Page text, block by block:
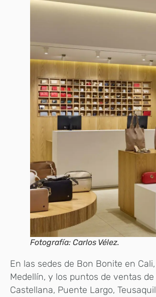
Fotografía: Carlos Vélez.
En las sedes de Bon Bonite en
Medellín, y los puntos de ventas
Castellana, Puente Largo,